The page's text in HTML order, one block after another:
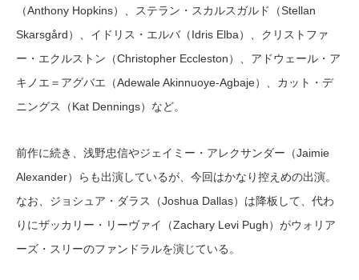
（Anthony Hopkins）、ステラン・スカルスガルド（Stellan
Skarsgård）、イドリス・エルバ（Idris Elba）、クリストファ
ー・エクルストン（Christopher Eccleston）、アドウェール・ア
キノエ＝アグバエ（Adewale Akinnuoye-Agbaje）、カット・デ
ニングス（Kat Dennings）など。
前作に続き、浅野忠信やジェイミー・アレクサンダー（Jaimie
Alexander）らも出演しているが、今回はかなり控えめの出演。
なお、ジョシュア・ダラス（Joshua Dallas）は降板して、代わ
りにザッカリー・リーヴァイ（Zachary Levi Pugh）がウォリア
ーズ・スリーのファンドラルを演じている。